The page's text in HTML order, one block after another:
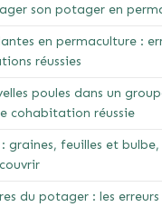
son potager en
en permaculture :
réussies
poules dans un
cohabitation réussie
graines, feuilles et bulbe,
du potager : les